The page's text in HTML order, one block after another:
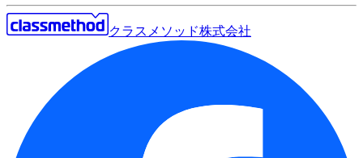
クラスメソッド株式会社